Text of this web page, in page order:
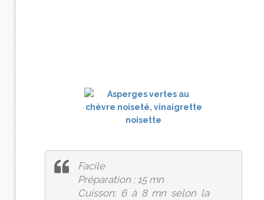
Facile
Préparation : 15 mn
Cuisson: 6 à 8 mn selon la